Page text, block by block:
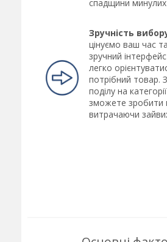
спадщини
Зручність
цінуємо ваш час
зручний
легко
потрібний товар.
поділу на
зможете зробити
витрачаючи